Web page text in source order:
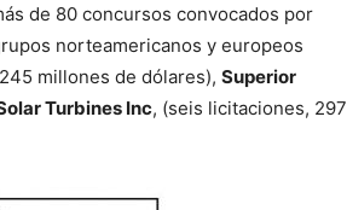
de 80 concursos convocados por
norteamericanos y europeos
millones de dólares), Superior
Turbines Inc, (seis licitaciones, 297